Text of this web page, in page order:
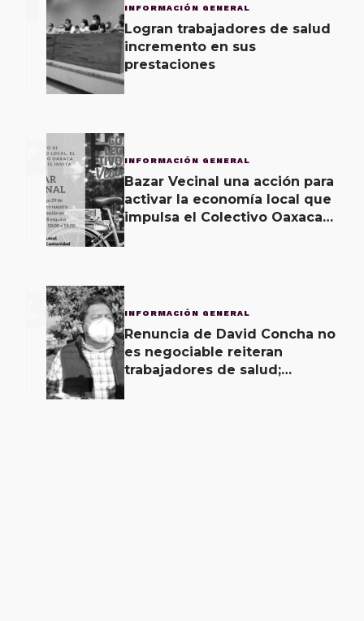
INFORMACIÓN GENERAL
Logran trabajadores de salud
incremento en sus
prestaciones
2 INFORMACIÓN GENERAL
Bazar Vecinal una acción para
activar la economía local que
impulsa el Colectivo Oaxaca
3 INFORMACIÓN GENERAL
Renuncia de David Concha no
es negociable reiteran
trabajadores de salud;